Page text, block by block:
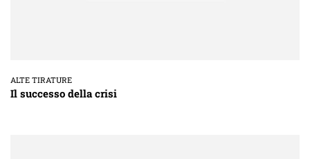
ALTE TIRATURE
Il successo della crisi